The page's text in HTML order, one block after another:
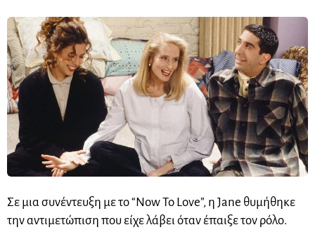
Σε μια συνέντευξη με το “Now To Love”, η Jane θυμήθηκε
την αντιμετώπιση που είχε λάβει όταν έπαιξε τον ρόλο.